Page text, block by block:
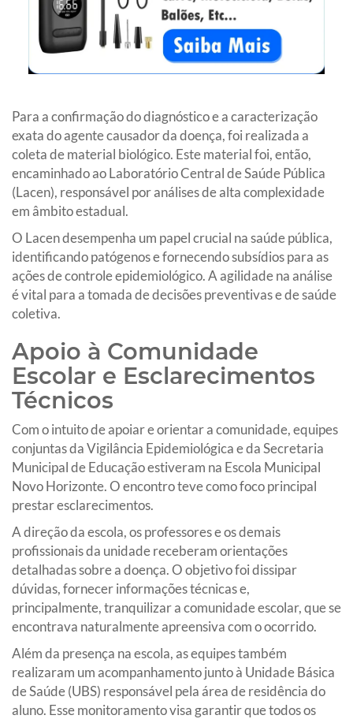
Para a confirmação do diagnóstico e a caracterização
exata do agente causador da doença, foi realizada a
coleta de material biológico. Este material foi, então,
encaminhado ao Laboratório Central de Saúde Pública
(Lacen), responsável por análises de alta complexidade
em âmbito estadual.
O Lacen desempenha um papel crucial na saúde pública,
identificando patógenos e fornecendo subsídios para as
ações de controle epidemiológico. A agilidade na análise
é vital para a tomada de decisões preventivas e de saúde
coletiva.
Apoio à Comunidade
Escolar e Esclarecimentos
Técnicos
Com o intuito de apoiar e orientar a comunidade, equipes
conjuntas da Vigilância Epidemiológica e da Secretaria
Municipal de Educação estiveram na Escola Municipal
Novo Horizonte. O encontro teve como foco principal
prestar esclarecimentos.
A direção da escola, os professores e os demais
profissionais da unidade receberam orientações
detalhadas sobre a doença. O objetivo foi dissipar
dúvidas, fornecer informações técnicas e,
principalmente, tranquilizar a comunidade escolar, que se
encontrava naturalmente apreensiva com o ocorrido.
Além da presença na escola, as equipes também
realizaram um acompanhamento junto à Unidade Básica
de Saúde (UBS) responsável pela área de residência do
aluno. Esse monitoramento visa garantir que todos os